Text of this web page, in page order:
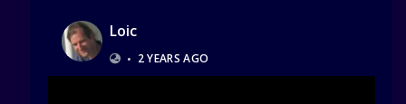
Loic
• 2 YEARS AGO